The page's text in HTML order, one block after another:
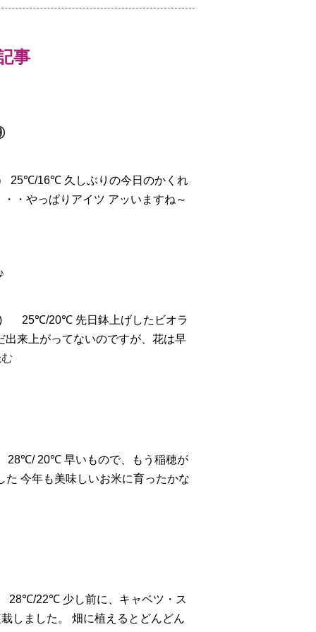
事
25℃/16℃ 久しぶりの今日のかくれ
・やっぱりアイツ アッいますね～
25℃/20℃ 先日鉢上げしたビオラ
出来上がってないのですが、花は早
20℃ 早いもので、もう稲穂が
た 今年も美味しいお米に育ったかな
28℃/22℃ 少し前に、キャベツ・ス
しました。 畑に植えるとどんどん